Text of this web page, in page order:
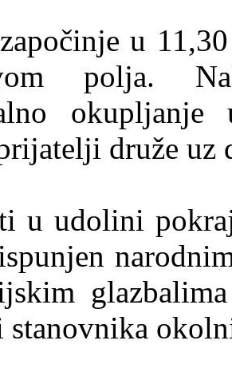
u
polja.
druže uz
u udolini
stanovnika